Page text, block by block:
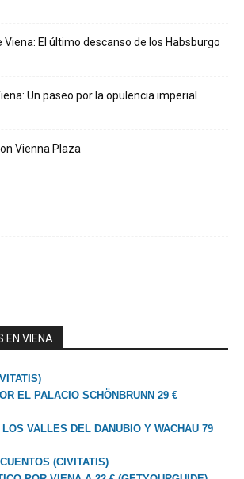
Viena: El último descanso de los Habsburgo
Un paseo por la opulencia imperial
Vienna Plaza
EN VIENA
EL PALACIO SCHÖNBRUNN 29 €
LOS VALLES DEL DANUBIO Y WACHAU 79
(CIVITATIS)